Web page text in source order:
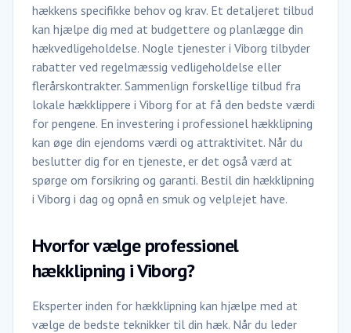
hækkens specifikke behov og krav. Et detaljeret tilbud
kan hjælpe dig med at budgettere og planlægge din
hækvedligeholdelse. Nogle tjenester i Viborg tilbyder
rabatter ved regelmæssig vedligeholdelse eller
flerårskontrakter. Sammenlign forskellige tilbud fra
lokale hækklippere i Viborg for at få den bedste værdi
for pengene. En investering i professionel hækklipning
kan øge din ejendoms værdi og attraktivitet. Når du
beslutter dig for en tjeneste, er det også værd at
spørge om forsikring og garanti. Bestil din hækklipning
i Viborg i dag og opnå en smuk og velplejet have.
Hvorfor vælge professionel
hækklipning i Viborg?
Eksperter inden for hækklipning kan hjælpe med at
vælge de bedste teknikker til din hæk. Når du leder